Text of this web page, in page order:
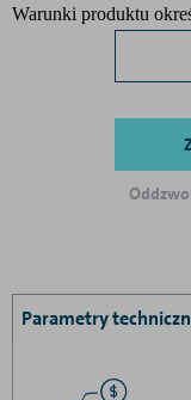
Warunki produktu
Parametry